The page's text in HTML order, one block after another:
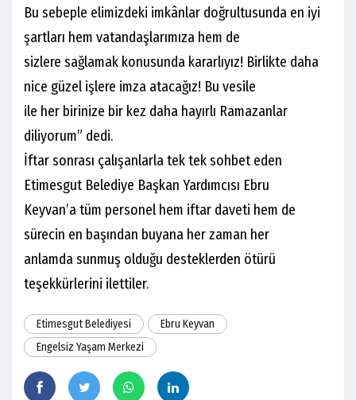
Bu sebeple elimizdeki imkânlar doğrultusunda en iyi
şartları hem vatandaşlarımıza hem de
sizlere sağlamak konusunda kararlıyız! Birlikte daha
nice güzel işlere imza atacağız! Bu vesile
ile her birinize bir kez daha hayırlı Ramazanlar
diliyorum” dedi.
İftar sonrası çalışanlarla tek tek sohbet eden
Etimesgut Belediye Başkan Yardımcısı Ebru
Keyvan’a tüm personel hem iftar daveti hem de
sürecin en başından buyana her zaman her
anlamda sunmuş olduğu desteklerden ötürü
teşekkürlerini ilettiler.
Etimesgut Belediyesi
Ebru Keyvan
Engelsiz Yaşam Merkezi